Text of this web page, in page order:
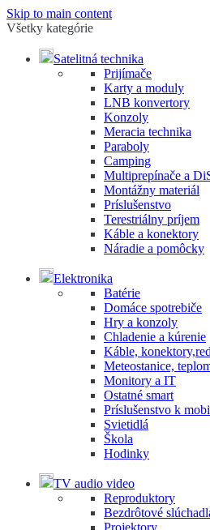
Skip to main content
Všetky kategórie
Satelitná technika
Prijímače
Karty a moduly
LNB konvertory
Konzoly
Meracia technika
Paraboly
Camping
Multiprepínače a
Montážny materiál
Príslušenstvo
Terestriálny príjem
Káble a konektory
Náradie a pomôcky
Elektronika
Batérie
Domáce spotrebiče
Hry a konzoly
Chladenie a kúrenie
Káble,
Meteostanice,
Monitory a IT
Ostatné smart
Príslušenstvo k
Svietidlá
Škola
Hodinky
TV audio video
Reproduktory
Bezdrôtové
Projektory